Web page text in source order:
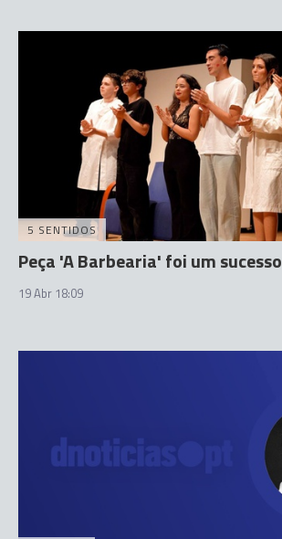
5 SENTIDOS
Peça 'A Barbearia' foi um sucesso
19 Abr 18:09